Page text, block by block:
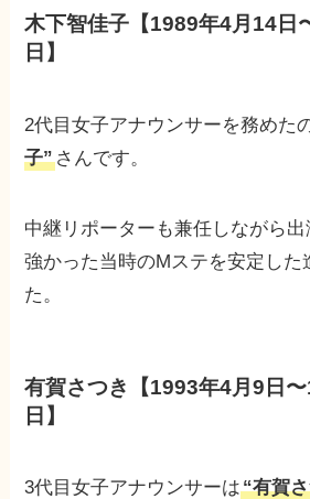
木下智佳子【1989年4月14日
日】
2代目女子アナウンサーを務めた
子”さんです。
中継リポーターも兼任しながら
強かった当時のMステを安定した
た。
有賀さつき【1993年4月9日
日】
3代目女子アナウンサーは“有賀